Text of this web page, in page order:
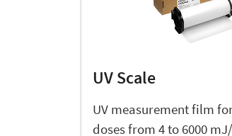
UV Scale
UV measurement film
doses from 4 to 6000